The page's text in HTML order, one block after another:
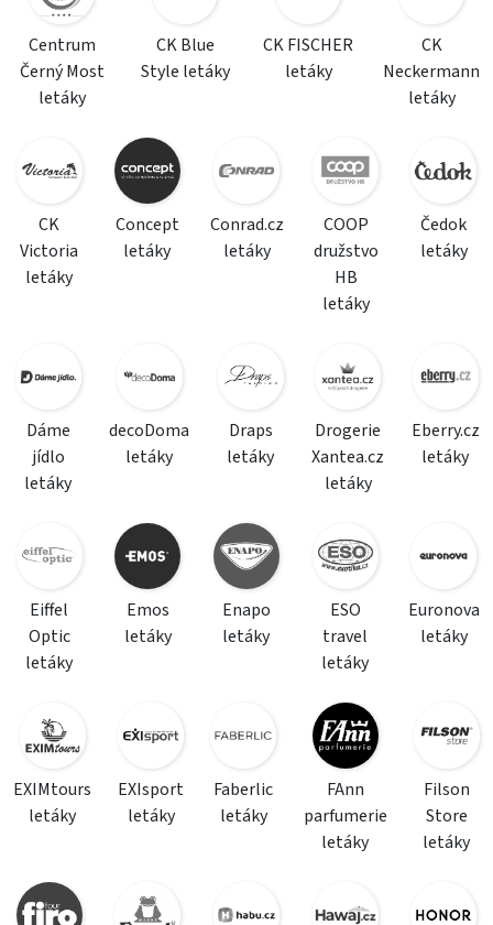
Centrum
Černý Most
letáky
CK Blue
Style letáky
CK FISCHER
letáky
CK
Neckermann
letáky
CK
Victoria
letáky
Concept
letáky
Conrad.cz
letáky
COOP
družstvo
HB
letáky
Čedok
letáky
Dáme
jídlo
letáky
decoDoma
letáky
Draps
letáky
Drogerie
Xantea.cz
letáky
Eberry.cz
letáky
Eiffel
Optic
letáky
Emos
letáky
Enapo
letáky
ESO
travel
letáky
Euronova
letáky
EXIMtours
letáky
EXIsport
letáky
Faberlic
letáky
FAnn
parfumerie
letáky
Filson
Store
letáky